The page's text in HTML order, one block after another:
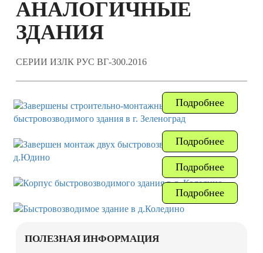
АНАЛОГИЧНЫЕ
ЗДАНИЯ
СЕРИИ ИЗЛК РУС ВГ-300.2016
Подробнее
Подробнее
Подробнее
Подробнее
ПОЛЕЗНАЯ ИНФОРМАЦИЯ